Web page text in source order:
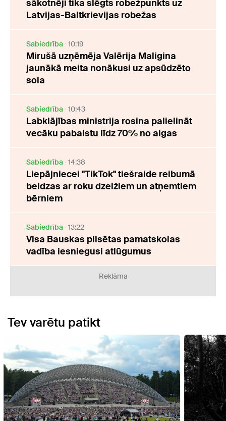
sākotnēji tika slēgts robežpunkts uz
Latvijas-Baltkrievijas robežas
Sabiedrība 10:19
Mirušā uzņēmēja Valērija Maligina
jaunākā meita nonākusi uz apsūdzēto
sola
Sabiedrība 10:43
Labklājības ministrija rosina palielināt
vecāku pabalstu līdz 70% no algas
Sabiedrība 14:38
Liepājniecei "TikTok" tiešraide reibumā
beidzas ar roku dzelžiem un atņemtiem
bērniem
Sabiedrība 13:22
Visa Bauskas pilsētas pamatskolas
vadība iesniegusi atlūgumus
Reklāma
Tev varētu patikt